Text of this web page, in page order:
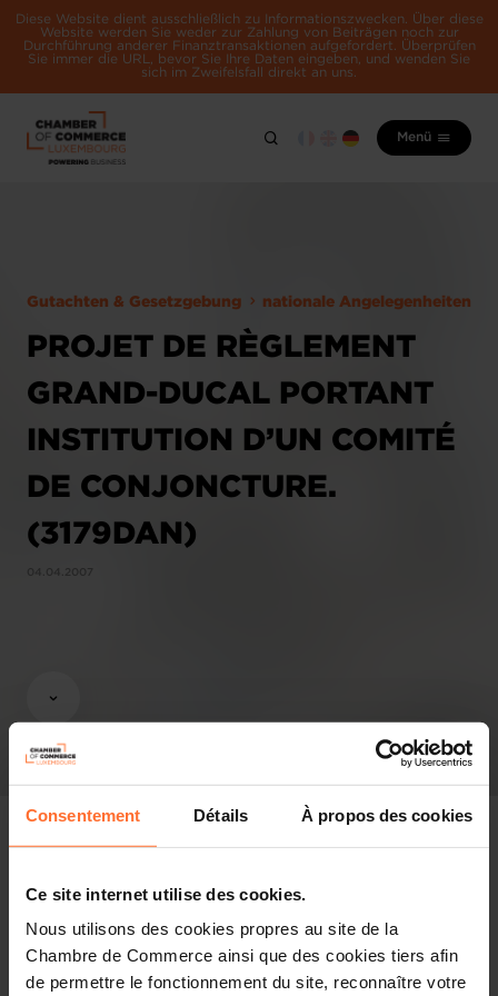
Consentement Détails À propos des cookies
Ce site internet utilise des cookies.
Nous utilisons des cookies propres au site de la
Chambre de Commerce ainsi que des cookies tiers afin
de permettre le fonctionnement du site, reconnaître votre
Diese Website dient ausschließlich zu Informationszwecken. Über diese
Website werden Sie weder zur Zahlung von Beiträgen noch zur
Durchführung anderer Finanztransaktionen aufgefordert. Überprüfen
Sie immer die URL, bevor Sie Ihre Daten eingeben, und wenden Sie
sich im Zweifelsfall direkt an uns.
Menü
Gutachten & Gesetzgebung nationale Angelegenheiten
PROJET DE RÈGLEMENT
GRAND-DUCAL PORTANT
INSTITUTION D’UN COMITÉ
DE CONJONCTURE.
(3179DAN)
Gutachten & Gesetzgebung
Nützliche Informationen